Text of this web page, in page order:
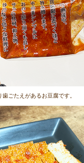
ごたえがあるお豆腐です。